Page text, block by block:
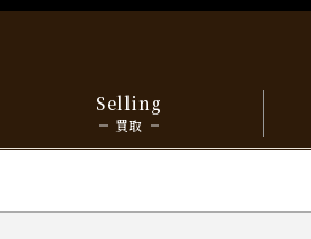
Selling
買取